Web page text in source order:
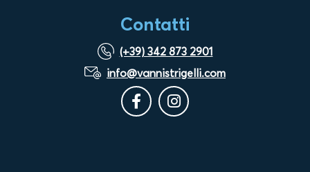
Contatti
(+39) 342 873 2901
info@vannistrigelli.com